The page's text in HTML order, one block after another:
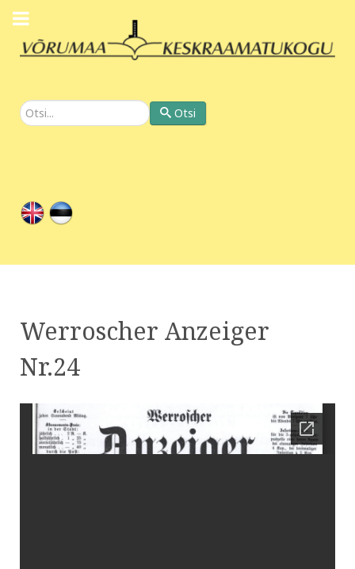
Otsi Otsi
Werroscher Anzeiger
Nr.24